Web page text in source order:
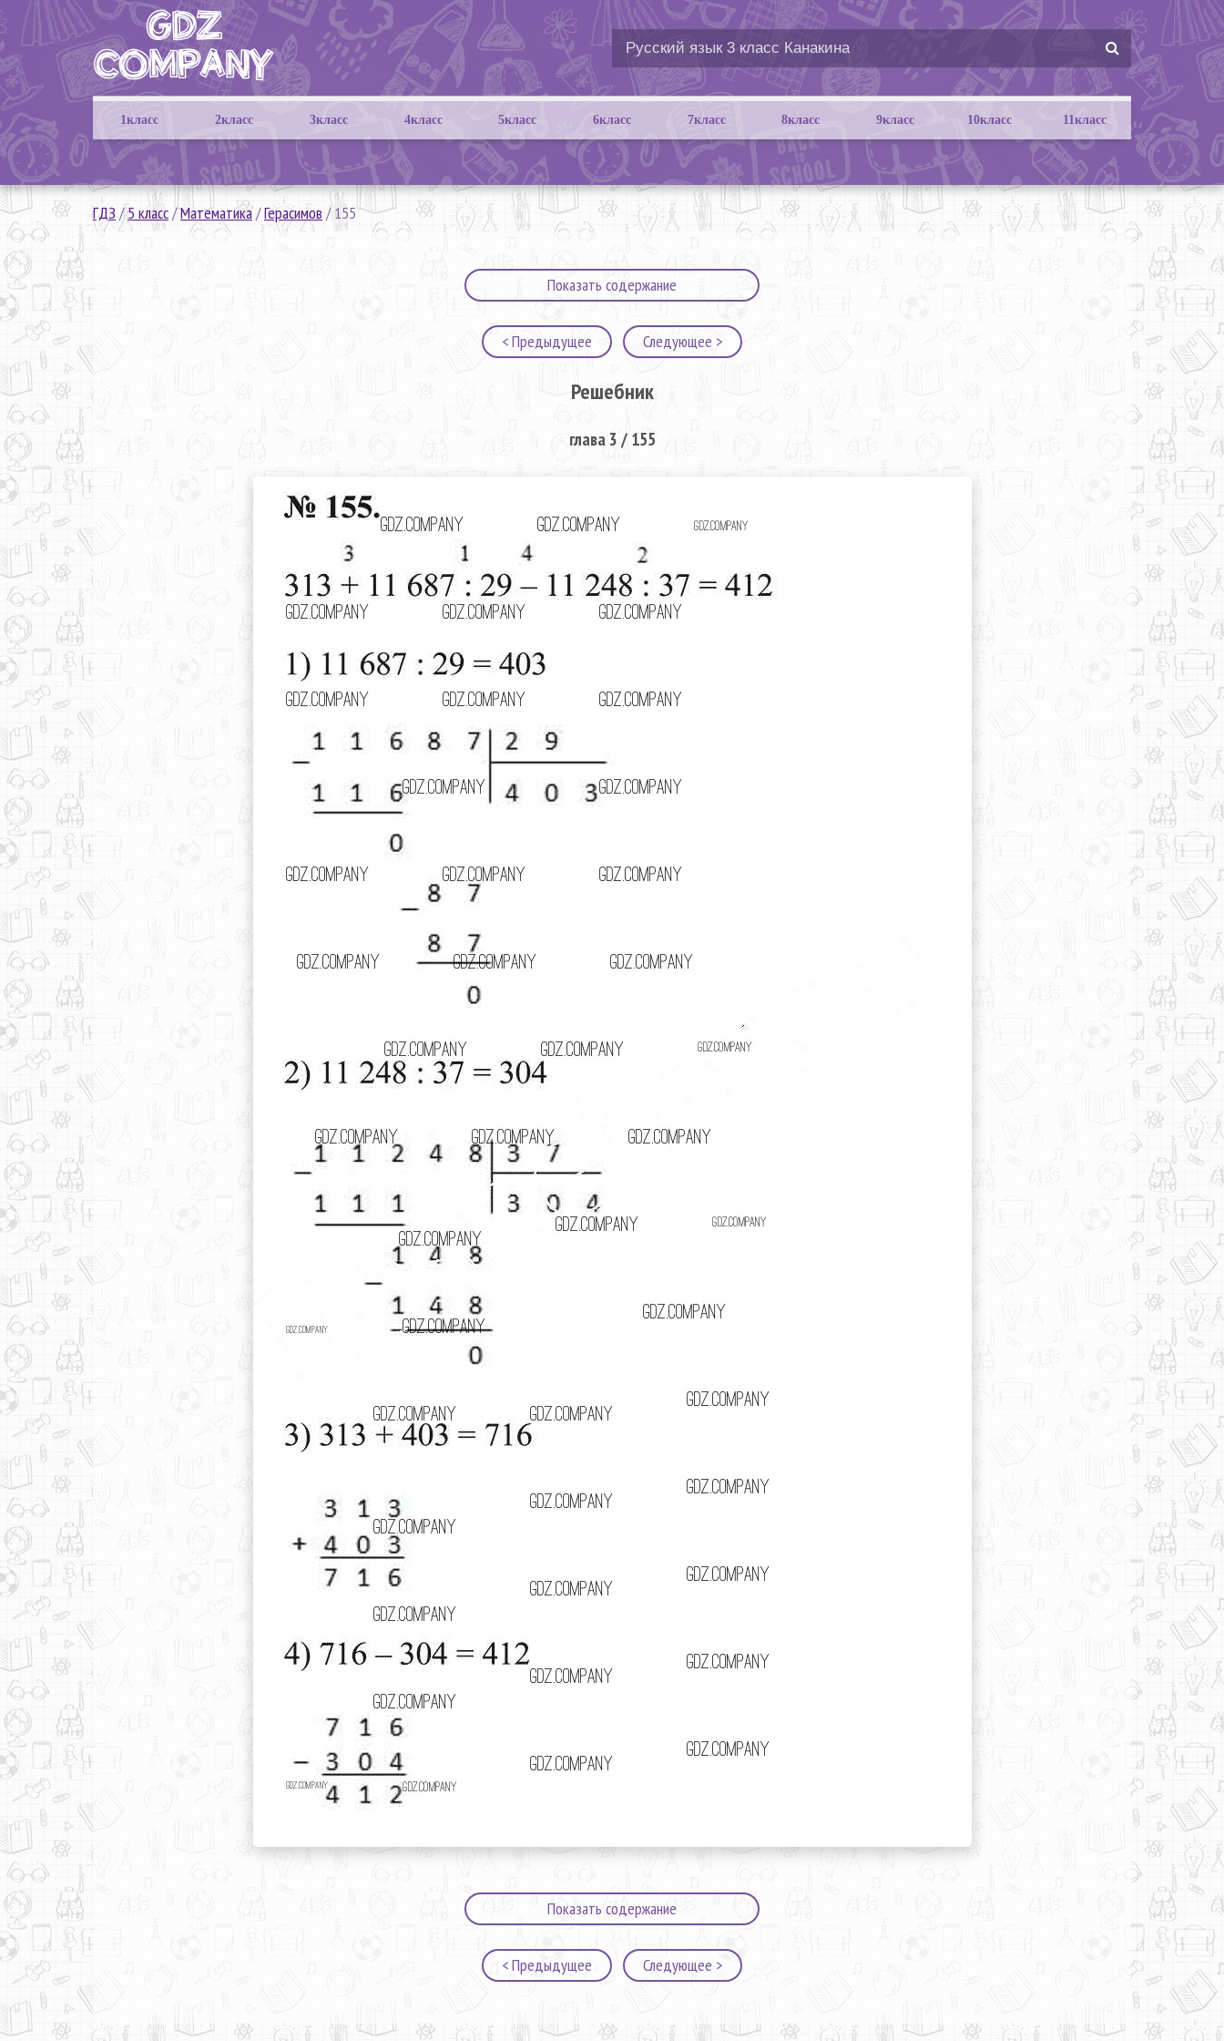
1класс 2класс 3класс 4класс 5класс 6класс 7класс 8класс 9класс 10класс 11класс
ГДЗ /5 класс/Математика/Герасимов /155
Показать содержание
< Предыдущее Следующее >
Решебник
глава 3 / 155
Показать содержание
< Предыдущее Следующее >